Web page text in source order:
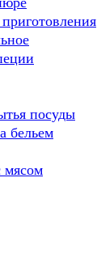
посуды
бельем
мясом